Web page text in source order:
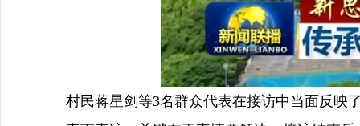
村民蒋星剑等3名群众代表在接访中当面反映